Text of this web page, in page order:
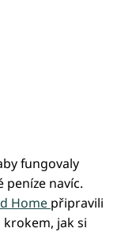
fungovaly
peníze navíc.
Home připravili
jak si